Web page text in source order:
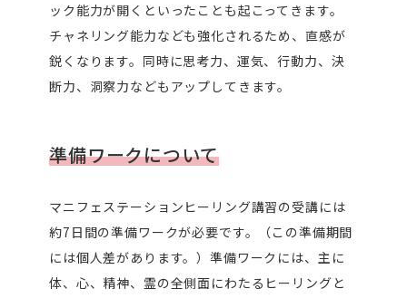
ック能力が開くといったことも起こってきます。
チャネリング能力なども強化されるため、直感が
鋭くなります。同時に思考力、運気、行動力、決
断力、洞察力などもアップしてきます。
準備ワークについて
マニフェステーションヒーリング講習の受講には
約7日間の準備ワークが必要です。（この準備期間
には個人差があります。）準備ワークには、主に
体、心、精神、霊の全側面にわたるヒーリングと